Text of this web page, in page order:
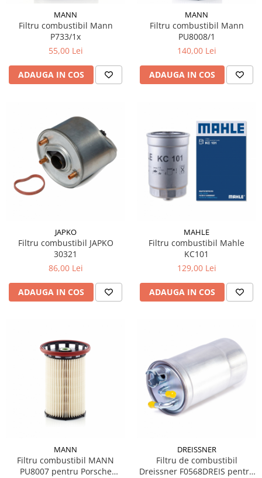
MANN
Filtru combustibil Mann
P733/1x
55,00 Lei
ADAUGA IN COS
MANN
Filtru combustibil Mann
PU8008/1
140,00 Lei
ADAUGA IN COS
JAPKO
Filtru combustibil JAPKO
30321
86,00 Lei
ADAUGA IN COS
MAHLE
Filtru combustibil Mahle
KC101
129,00 Lei
ADAUGA IN COS
MANN
Filtru combustibil MANN
PU8007 pentru Porsche
DREISSNER
Filtru de combustibil
Dreissner F0568DREIS pentru